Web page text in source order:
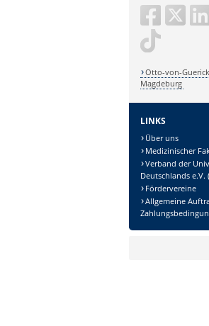
Otto-von-
Magdeburg
LINKS
Über uns
Medizinischer
Verband der
Deutschlands e.V.
Fördervereine
Allgemeine